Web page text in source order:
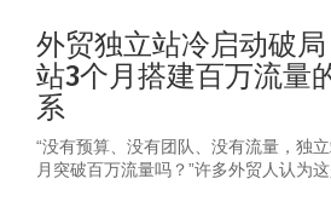
外贸独立站冷启动破
站3个月搭建百万流量
系
“没有预算、没有团队、没有流量，独
月突破百万流量吗？”许多外贸人认为